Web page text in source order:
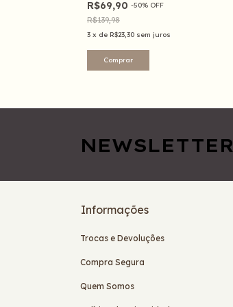
R$69,90 -50% OFF
R$139,98
3 x de R$23,30 sem juros
Comprar
NEWSLETTER
Informações
Trocas e Devoluções
Compra Segura
Quem Somos